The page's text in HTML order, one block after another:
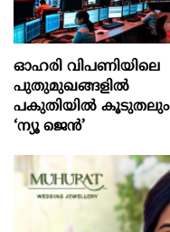
ഓഹരി വിപണിയിലെ
പുതുമുഖങ്ങളിൽ
പകുതിയിൽ കൂടുതലും
‘ന്യൂ ജെൻ’